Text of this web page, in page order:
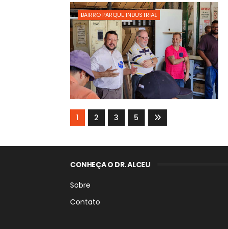
BAIRRO PARQUE INDUSTRIAL
1 2 3 5
CONHEÇA O DR. ALCEU
Sobre
Contato